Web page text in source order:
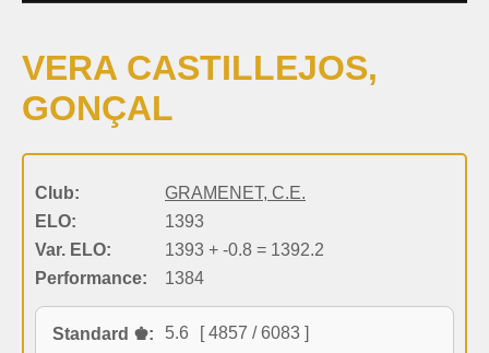
VERA CASTILLEJOS,
GONÇAL
Club:
GRAMENET, C.E.
ELO:
1393
Var. ELO:
1393 + -0.8 = 1392.2
Performance:
1384
Standard ♚: 5.6
[ 4857 / 6083 ]